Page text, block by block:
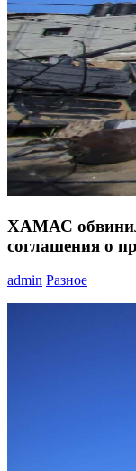
ХАМАС
соглашения о
admin Разное